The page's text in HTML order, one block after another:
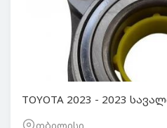
TOYOTA 2023 - 2023